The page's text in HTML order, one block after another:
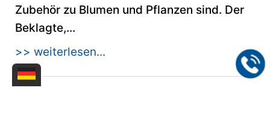
Zubehör zu Blumen und Pflanzen sind. Der
Beklagte,...
>> weiterlesen...